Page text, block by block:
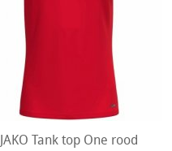
JAKO Tank top One rood